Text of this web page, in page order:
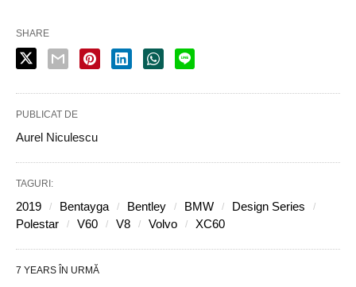
SHARE
PUBLICAT DE
Aurel Niculescu
TAGURI:
2019 Bentayga Bentley BMW
Design Series
Polestar
V60 V8 Volvo XC60
7 YEARS ÎN URMĂ